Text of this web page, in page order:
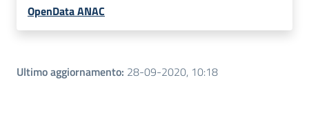
OpenData ANAC
Ultimo aggiornamento: 28-09-2020, 10:18